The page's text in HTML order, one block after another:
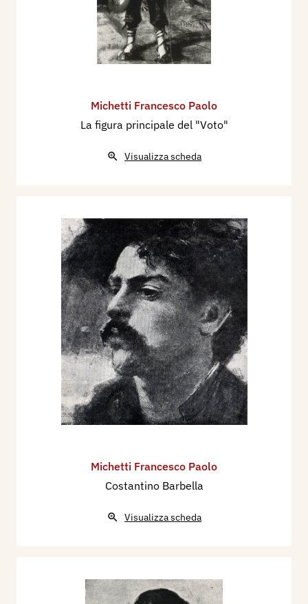
Michetti Francesco Paolo
La figura principale del "Voto"
Visualizza scheda
Michetti Francesco Paolo
Costantino Barbella
Visualizza scheda